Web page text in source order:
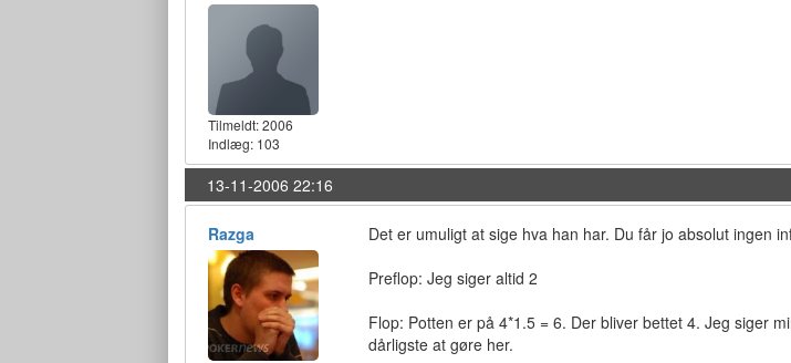
Tilmeldt:2006
Indlæg: 103
13-11-2006 22:16
Razga
Det er umuligt at sige hva han har. Du får jo absolut ingen
Preflop: Jeg siger altid 2
Flop: Potten er på 4*1.5 = 6. Der bliver bettet 4. Jeg siger
dårligste at gøre her.